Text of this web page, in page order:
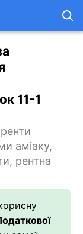
11-1
аміаку,
рентна